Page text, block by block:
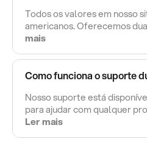
Todos os valores em nosso
americanos. Oferecemos
mais
Como funciona o suporte
Nosso suporte está
para ajudar com qualquer
Ler mais